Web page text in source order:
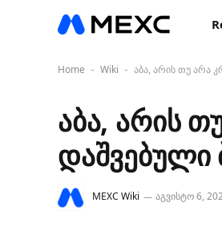
Home - Wiki - აბა, არის თუ არა
აბა, არის
დაშვებული
MEXC Wiki აგვისტო 6,